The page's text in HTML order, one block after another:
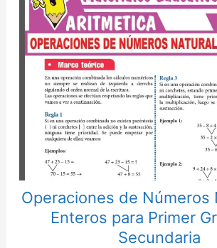
Operaciones de Números
Enteros para Primer
Secundaria